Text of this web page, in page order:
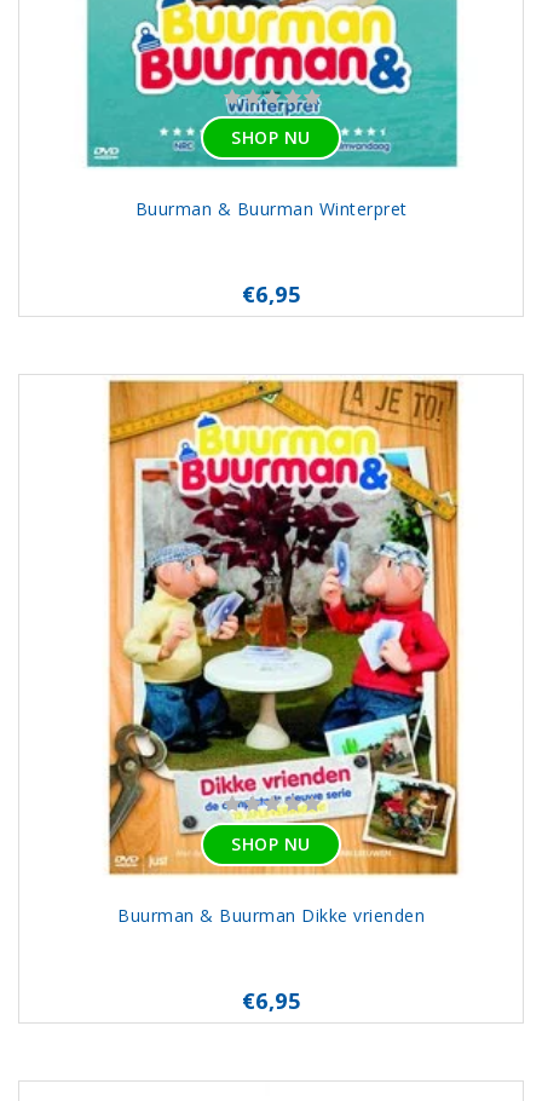
SHOP NU
Buurman & Buurman Winterpret
€6,95
SHOP NU
Buurman & Buurman Dikke vrienden
€6,95